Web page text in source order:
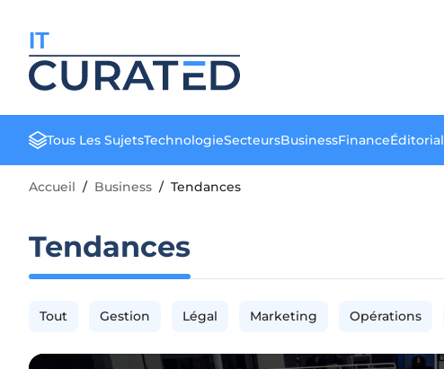
IT
Tous Les SujetsTechnologieSecteursBusinessFinanceÉditorial
Accueil / Business / Tendances
Tendances
Tout Gestion Légal Marketing Opérations